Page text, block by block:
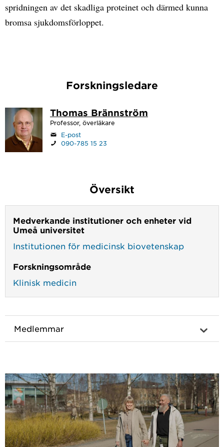
spridningen av det skadliga proteinet och därmed kunna
bromsa sjukdomsförloppet.
Forskningsledare
Thomas Brännström
Professor, överläkare
E-post
090-785 15 23
Översikt
Medverkande institutioner och enheter vid
Umeå universitet
Institutionen för medicinsk biovetenskap
Forskningsområde
Klinisk medicin
Medlemmar